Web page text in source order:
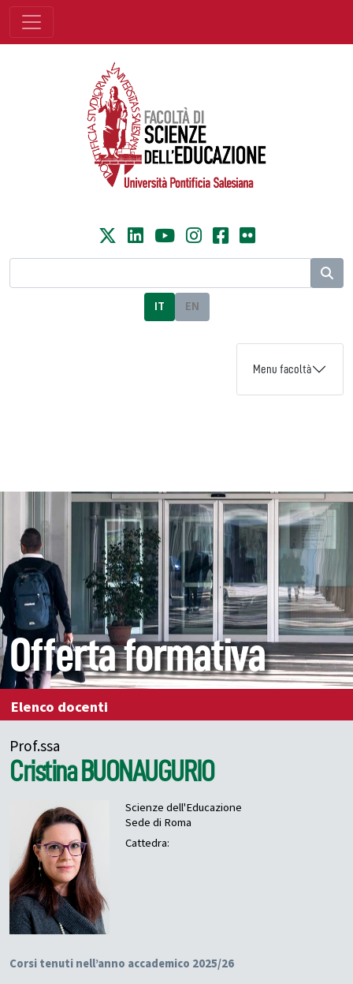
IT EN
Menu facoltà
Offerta formativa
Elenco docenti
Prof.ssa
Cristina BUONAUGURIO
Scienze dell'Educazione
Sede di Roma
Cattedra:
Corsi tenuti nell’anno accademico 2025/26